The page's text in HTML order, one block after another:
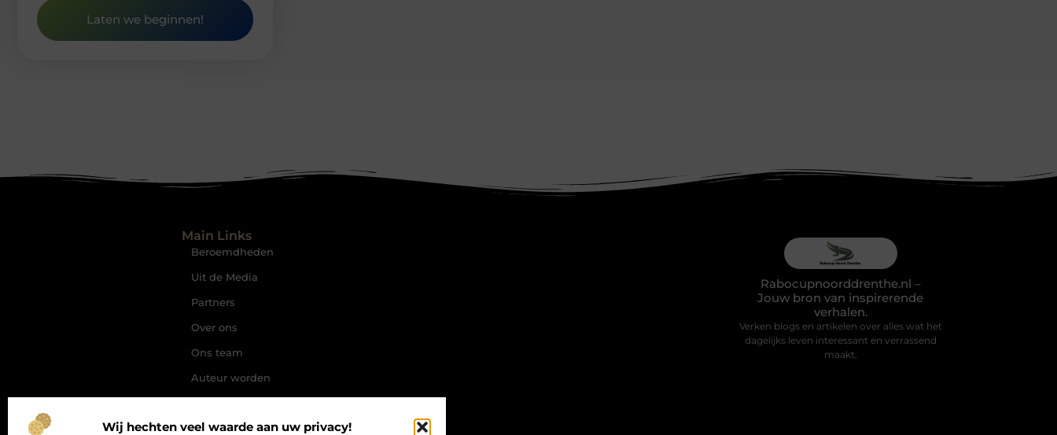
Wij hechten veel waarde aan uw privacy!
Laten we beginnen!
Main Links
Beroemdheden
Uit de Media
Partners
Over ons
Ons team
Auteur worden
Website index
Rabocupnoorddrenthe.nl –
Jouw bron van inspirerende
verhalen.
Verken blogs en artikelen over alles wat het
dagelijks leven interessant en verrassend
maakt.